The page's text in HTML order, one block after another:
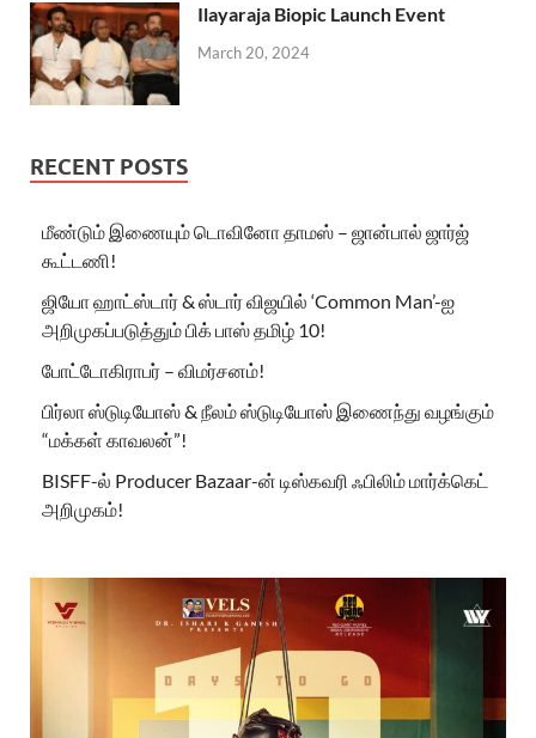
Ilayaraja Biopic Launch Event
March 20, 2024
RECENT POSTS
மீண்டும் இணையும் டொவினோ தாமஸ் – ஜான்பால் ஜார்ஜ்
கூட்டணி!
ஜியோ ஹாட்ஸ்டார் & ஸ்டார் விஜயில் ‘Common Man’-ஐ
அறிமுகப்படுத்தும் பிக் பாஸ் தமிழ் 10!
போட்டோகிராபர் – விமர்சனம்!
பிர்லா ஸ்டுடியோஸ் & நீலம் ஸ்டுடியோஸ் இணைந்து வழங்கும்
“மக்கள் காவலன்”!
BISFF-ல் Producer Bazaar-ன் டிஸ்கவரி ஃபிலிம் மார்க்கெட்
அறிமுகம்!